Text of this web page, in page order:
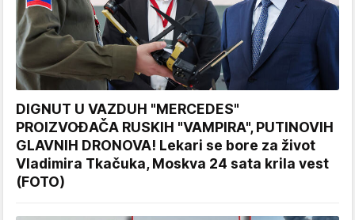
DIGNUT U VAZDUH "MERCEDES"
PROIZVOĐAČA RUSKIH "VAMPIRA", PUTINOVIH
GLAVNIH DRONOVA! Lekari se bore za život
Vladimira Tkačuka, Moskva 24 sata krila vest
(FOTO)